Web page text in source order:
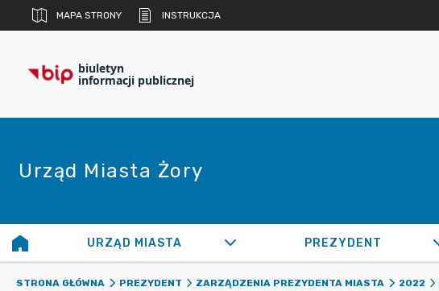
MAPA STRONY INSTRUKCJA
biuletyn
informacji publicznej
Urząd Miasta Żory
URZĄD MIASTA PREZYDENT
STRONA GŁÓWNA PREZYDENT ZARZĄDZENIA PREZYDENTA MIASTA 2022